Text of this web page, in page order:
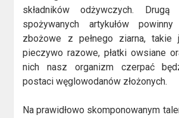
składników odżywczych.
spożywanych artykułów
zbożowe z pełnego ziarna, takie
pieczywo razowe, płatki owsiane
nich nasz organizm czerpać
postaci węglowodanów złożonych.
Na prawidłowo skomponowanym